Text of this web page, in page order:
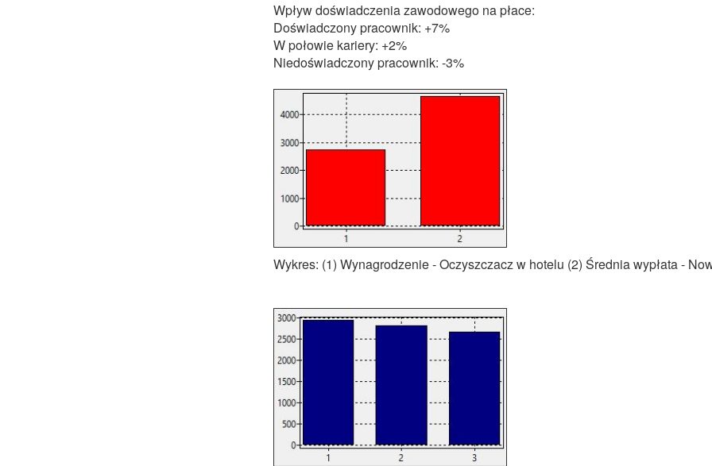
Wpływ doświadczenia zawodowego na płace:
Doświadczony pracownik: +7%
W połowie kariery: +2%
Niedoświadczony pracownik: -3%
Wykres: (1) Wynagrodzenie - Oczyszczacz w hotelu (2) Średnia wypłata -